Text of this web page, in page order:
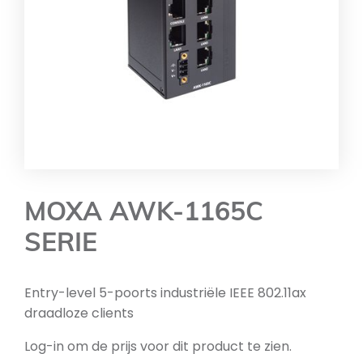
MOXA AWK-1165C
SERIE
Entry-level 5-poorts industriële IEEE 802.11ax
draadloze clients
Log-in om de prijs voor dit product te zien.